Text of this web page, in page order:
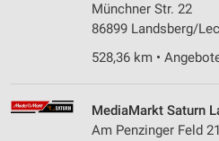
Münchner Str. 22
86899 Landsberg/
528,36 km •
MediaMarkt Saturn
Am Penzinger Feld 21